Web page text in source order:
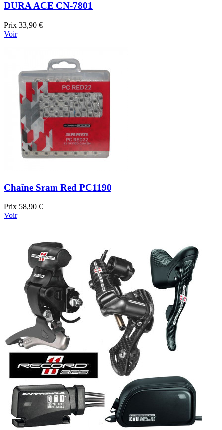
DURA ACE CN-7801
Prix 33,90 €
Voir
Chaîne Sram Red PC1190
Prix 58,90 €
Voir